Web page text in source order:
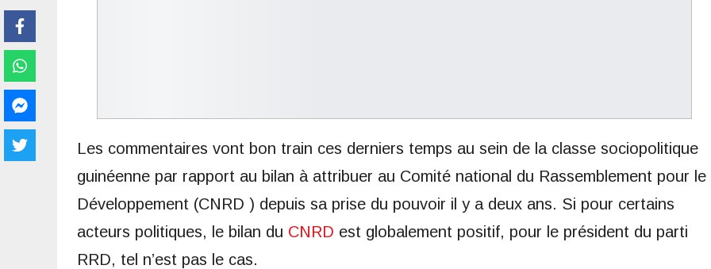
Les commentaires vont bon train ces derniers temps au sein de la classe sociopolitique
guinéenne par rapport au bilan à attribuer au Comité national du Rassemblement pour le
Développement (CNRD ) depuis sa prise du pouvoir il y a deux ans. Si pour certains
acteurs politiques, le bilan du CNRD est globalement positif, pour le président du parti
RRD, tel n’est pas le cas.